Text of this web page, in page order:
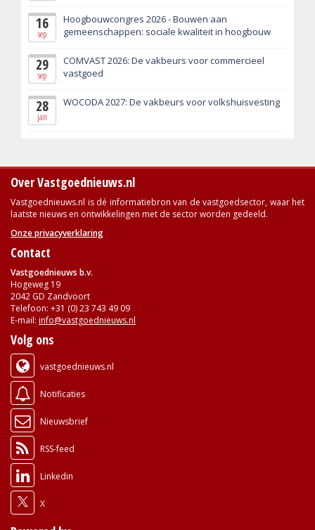
16
sep
Hoogbouwcongres 2026 - Bouwen aan
gemeenschappen: sociale kwaliteit in hoogbouw
29
sep
COMVAST 2026: De vakbeurs voor commercieel
vastgoed
28
jan
WOCODA 2027: De vakbeurs voor volkshuisvesting
Over Vastgoednieuws.nl
Vastgoednieuws.nl is dé informatiebron van de vastgoedsector, waar het
laatste nieuws en ontwikkelingen met de sector worden gedeeld.
Onze privacyverklaring
Contact
Vastgoednieuws b.v.
Hogeweg 19
2042 GD Zandvoort
Telefoon: +31 (0) 23 743 49 09
E-mail: info@vastgoednieuws.nl
Volg ons
vastgoednieuws.nl
Notificaties
Nieuwsbrief
RSS-feed
Linkedin
X